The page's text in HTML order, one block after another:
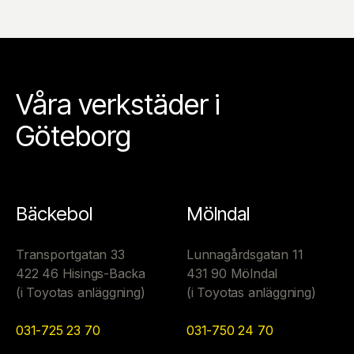
Våra verkstäder i
Göteborg
Bäckebol
Transportgatan 33
422 46 Hisings-Backa
(i Toyotas anläggning)
031-725 23 70
Mölndal
Lunnagårdsgatan 11
431 90 Mölndal
(i Toyotas anläggning)
031-750 24 70